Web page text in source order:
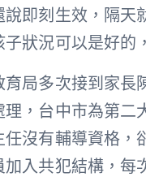
說即刻生效，隔天
狀況可以是好的
育局多次接到家長
理，台中市為第二
任沒有輔導資格，
加入共犯結構，每